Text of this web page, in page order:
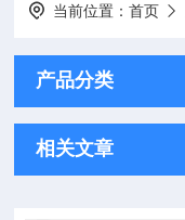
当前位置：首页
产品分类
相关文章